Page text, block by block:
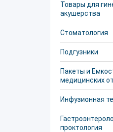
Товары для
акушерства
Стоматология
Подгузники
Пакеты и
медицинских
Инфузионная
проктология